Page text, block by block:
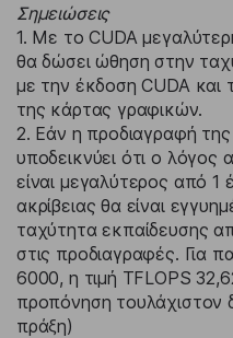
Σημειώσεις
1. Με το CUDA
θα δώσει ώθηση στην
με την έκδοση CUDA και
της κάρτας γραφικών.
2. Εάν η προδιαγραφή
υποδεικνύει ότι ο
είναι μεγαλύτερος από 1
ακρίβειας θα είναι
ταχύτητα εκπαίδευσης
στις προδιαγραφές. Για
6000, η ​​τιμή TFLOPS
προπόνηση
πράξη)